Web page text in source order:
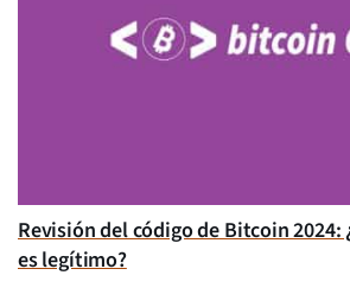
Revisión del código de Bitcoin 2024:
es legítimo?